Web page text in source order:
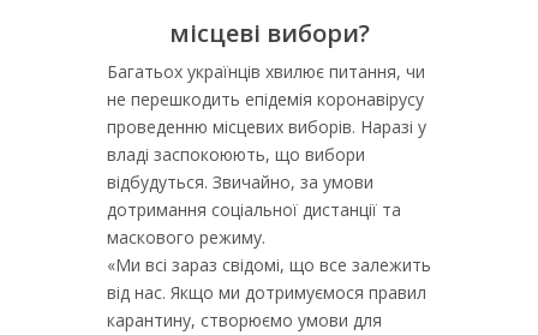
місцеві вибори?
Багатьох українців хвилює питання, чи
не перешкодить епідемія коронавірусу
проведенню місцевих виборів. Наразі у
владі заспокоюють, що вибори
відбудуться. Звичайно, за умови
дотримання соціальної дистанції та
маскового режиму.
«Ми всі зараз свідомі, що все залежить
від нас. Якщо ми дотримуємося правил
карантину, створюємо умови для